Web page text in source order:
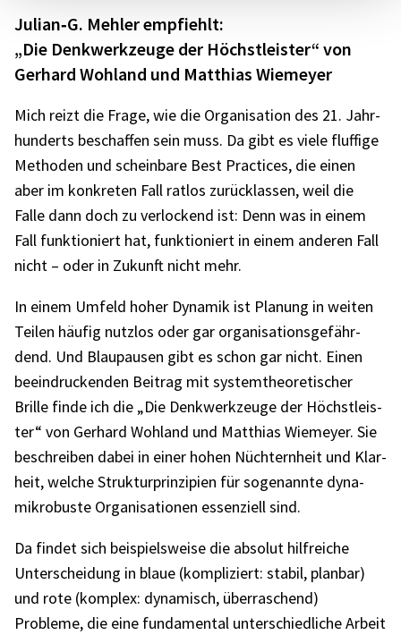
Julian‑G. Mehler empfiehlt:
„Die Denk­werk­zeuge der Höchst­leis­ter“ von
Gerhard Wohl­and und Matthias Wiemeyer
Mich reizt die Frage, wie die Orga­ni­sa­tion des 21. Jahr­
hun­derts beschaf­fen sein muss. Da gibt es viele fluf­fige
Metho­den und schein­bare Best Prac­ti­ces, die einen
aber im konkre­ten Fall ratlos zurück­las­sen, weil die
Falle dann doch zu verlo­ckend ist: Denn was in einem
Fall funk­tio­niert hat, funk­tio­niert in einem ande­ren Fall
nicht – oder in Zukunft nicht mehr.
In einem Umfeld hoher Dyna­mik ist Planung in weiten
Teilen häufig nutz­los oder gar orga­ni­sa­ti­ons­ge­fähr­
dend. Und Blau­pau­sen gibt es schon gar nicht. Einen
beein­dru­cken­den Beitrag mit system­theo­re­ti­scher
Brille finde ich die „Die Denk­werk­zeuge der Höchst­leis­
ter“ von Gerhard Wohl­and und Matthias Wiemeyer. Sie
beschrei­ben dabei in einer hohen Nüch­tern­heit und Klar­
heit, welche Struk­tur­prin­zi­pien für soge­nannte dyna­
mikro­buste Orga­ni­sa­tio­nen essen­zi­ell sind.
Da findet sich beispiels­weise die abso­lut hilf­rei­che
Unter­schei­dung in blaue (kompli­ziert: stabil, plan­bar)
und rote (komplex: dyna­misch, über­ra­schend)
Probleme, die eine funda­men­tal unter­schied­li­che Arbeit